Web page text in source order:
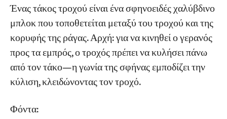
Ένας τάκος τροχού είναι ένα σφηνοειδές χαλύβδινο
μπλοκ που τοποθετείται μεταξύ του τροχού και της
κορυφής της ράγας. Αρχή: για να κινηθεί ο γερανός
προς τα εμπρός, ο τροχός πρέπει να κυλήσει πάνω
από τον τάκο—η γωνία της σφήνας εμποδίζει την
κύλιση, κλειδώνοντας τον τροχό.
Φόντα: